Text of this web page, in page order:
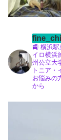
🚉 横浜
イロ横浜
州公立大
トニア・
お悩みの
から